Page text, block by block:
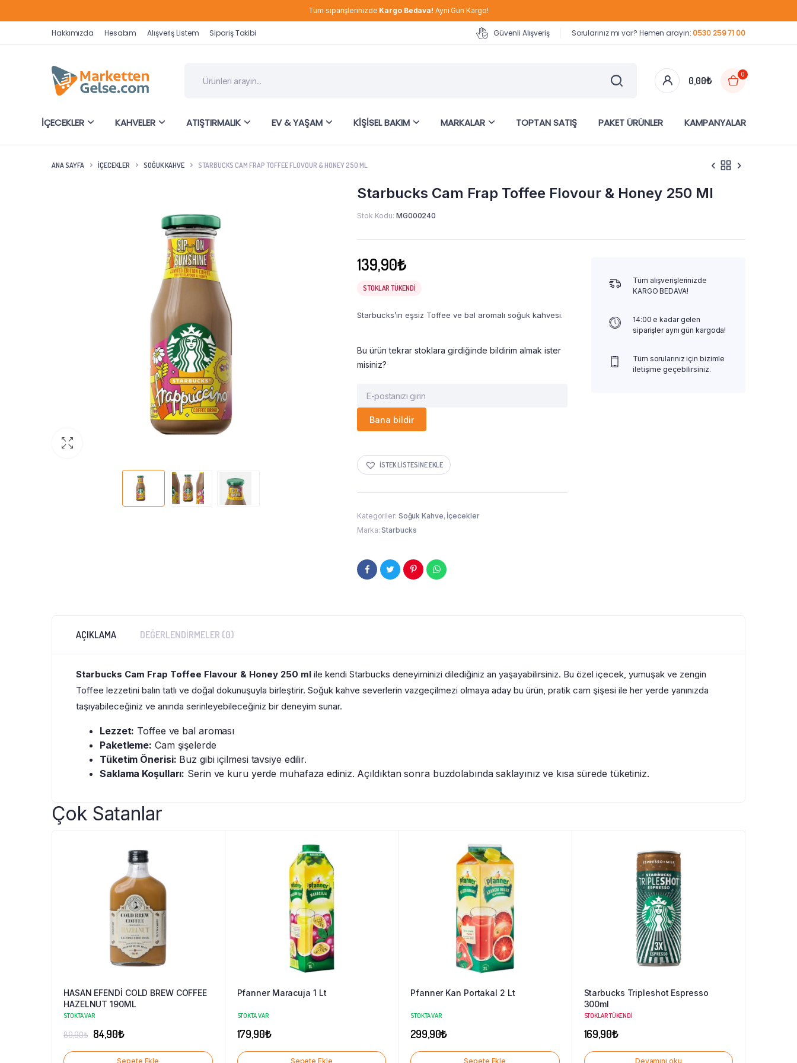
Tüm siparişlerinizde Kargo Bedava! Aynı Gün Kargo!
Hakkımızda Hesabım Alışveriş Listem Sipariş Takibi Güvenli Alışveriş Sorularınız mı var? Hemen arayın:0530 259 71 00
0,00₺
0
İÇECEKLER KAHVELER ATIŞTIRMALIK EV & YAŞAM KIŞISEL BAKIM MARKALAR TOPTAN SATIŞ PAKET ÜRÜNLER KAMPANYALAR
ANA SAYFA İÇECEKLER SOĞUK KAHVE STARBUCKS CAM FRAP TOFFEE FLOVOUR & HONEY 250 ML
Starbucks Cam Frap Toffee Flovour & Honey 250 Ml
Stok Kodu: MG000240
139,90₺
STOKLAR TÜKENDI
Starbucks’ın eşsiz Toffee ve bal aromalı soğuk kahvesi.
Bu ürün tekrar stoklara girdiğinde bildirim almak ister
misiniz?
Bana bildir
İSTEK LISTESINE EKLE
Kategoriler: Soğuk Kahve, İçecekler
Marka:Starbucks
Tüm alışverişlerinizde
KARGO BEDAVA!
14:00 e kadar gelen
siparişler aynı gün kargoda!
Tüm sorularınız için bizimle
iletişime geçebilirsiniz.
AÇIKLAMA DEĞERLENDIRMELER (0)
Starbucks Cam Frap Toffee Flavour & Honey 250 ml ile kendi Starbucks deneyiminizi dilediğiniz an yaşayabilirsiniz. Bu özel içecek, yumuşak ve zengin
Toffee lezzetini balın tatlı ve doğal dokunuşuyla birleştirir. Soğuk kahve severlerin vazgeçilmezi olmaya aday bu ürün, pratik cam şişesi ile her yerde yanınızda
taşıyabileceğiniz ve anında serinleyebileceğiniz bir deneyim sunar.
Lezzet: Toffee ve bal aroması
Paketleme: Cam şişelerde
Tüketim Önerisi: Buz gibi içilmesi tavsiye edilir.
Saklama Koşulları: Serin ve kuru yerde muhafaza ediniz. Açıldıktan sonra buzdolabında saklayınız ve kısa sürede tüketiniz.
Çok Satanlar
HASAN EFENDİ COLD BREW COFFEE
HAZELNUT 190ML
STOKTA VAR
89,90₺ Orijinal
fiyat:
84,90₺Şu
andaki
Sepete Ekle
Pfanner Maracuja 1 Lt
STOKTA VAR
179,90₺
Sepete Ekle
Pfanner Kan Portakal 2 Lt
STOKTA VAR
299,90₺
Sepete Ekle
Starbucks Tripleshot Espresso
300ml
STOKLAR TÜKENDI
169,90₺
Devamını oku